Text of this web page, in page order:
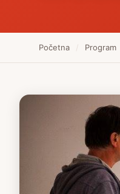
Početna / Program